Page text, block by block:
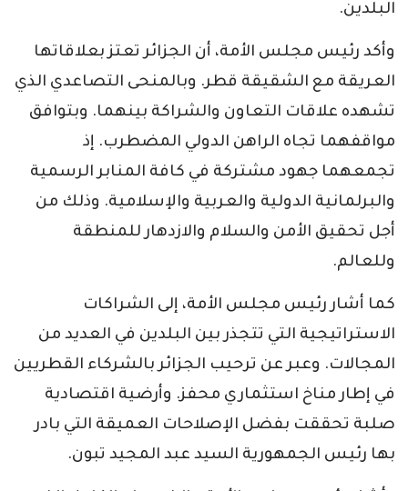
البلدين.
وأكد رئيس مجلس الأمة، أن الجزائر تعتز بعلاقاتها
العريقة مع الشقيقة قطر. وبالمنحى التصاعدي الذي
تشهده علاقات التعاون والشراكة بينهما. وبتوافق
مواقفهما تجاه الراهن الدولي المضطرب. إذ
تجمعهما جهود مشتركة في كافة المنابر الرسمية
والبرلمانية الدولية والعربية والإسلامية. وذلك من
أجل تحقيق الأمن والسلام والازدهار للمنطقة
وللعالم.
كما أشار رئيس مجلس الأمة، إلى الشراكات
الاستراتيجية التي تتجذر بين البلدين في العديد من
المجالات. وعبر عن ترحيب الجزائر بالشركاء القطريين
في إطار مناخ استثماري محفز. وأرضية اقتصادية
صلبة تحققت بفضل الإصلاحات العميقة التي بادر
بها رئيس الجمهورية السيد عبد المجيد تبون.